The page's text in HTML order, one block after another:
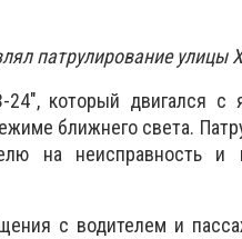
патрулирование улицы
который двигался с
ближнего света.
на неисправность и
с водителем и